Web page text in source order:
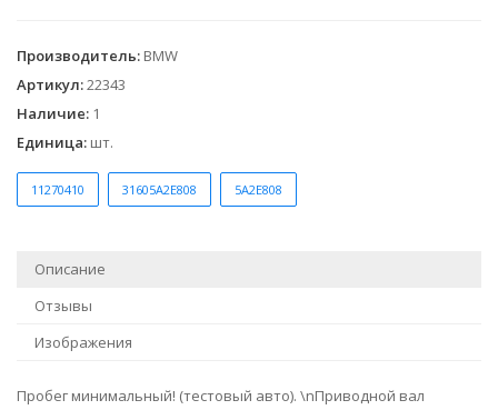
Производитель: BMW
Артикул:22343
Наличие: 1
Единица: шт.
11270410 31605A2E808 5A2E808
Описание
Отзывы
Изображения
Пробег минимальный! (тестовый авто). \nПриводной вал